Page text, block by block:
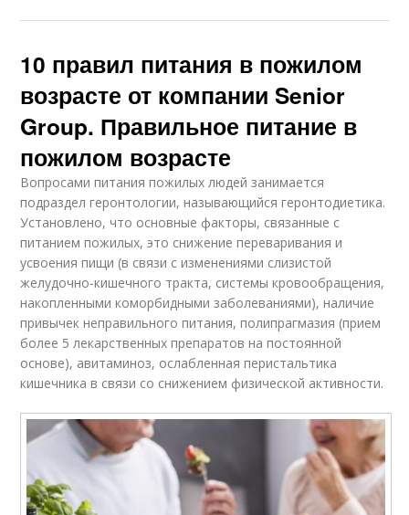
10 правил питания в пожилом
возрасте от компании Senior
Group. Правильное питание в
пожилом возрасте
Вопросами питания пожилых людей занимается
подраздел геронтологии, называющийся геронтодиетика.
Установлено, что основные факторы, связанные с
питанием пожилых, это снижение переваривания и
усвоения пищи (в связи с изменениями слизистой
желудочно-кишечного тракта, системы кровообращения,
накопленными коморбидными заболеваниями), наличие
привычек неправильного питания, полипрагмазия (прием
более 5 лекарственных препаратов на постоянной
основе), авитаминоз, ослабленная перистальтика
кишечника в связи со снижением физической активности.